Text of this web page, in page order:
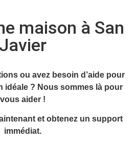
maison à San
Javier
ou avez besoin d’aide pour
idéale ? Nous sommes là pour
vous aider !
et obtenez un support
immédiat.